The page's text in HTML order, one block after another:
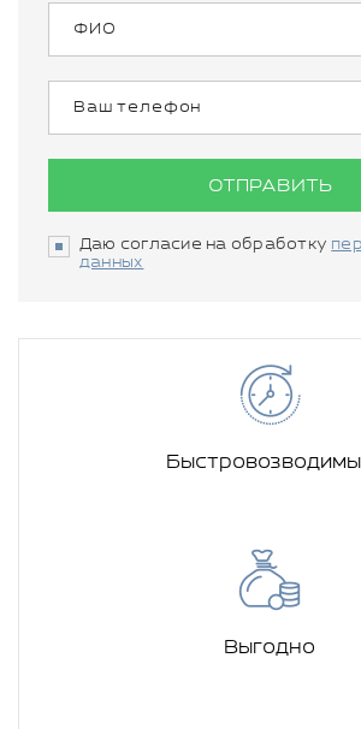
ОТПРАВИТЬ
Даю согласие на обработку
данных
Выгодно